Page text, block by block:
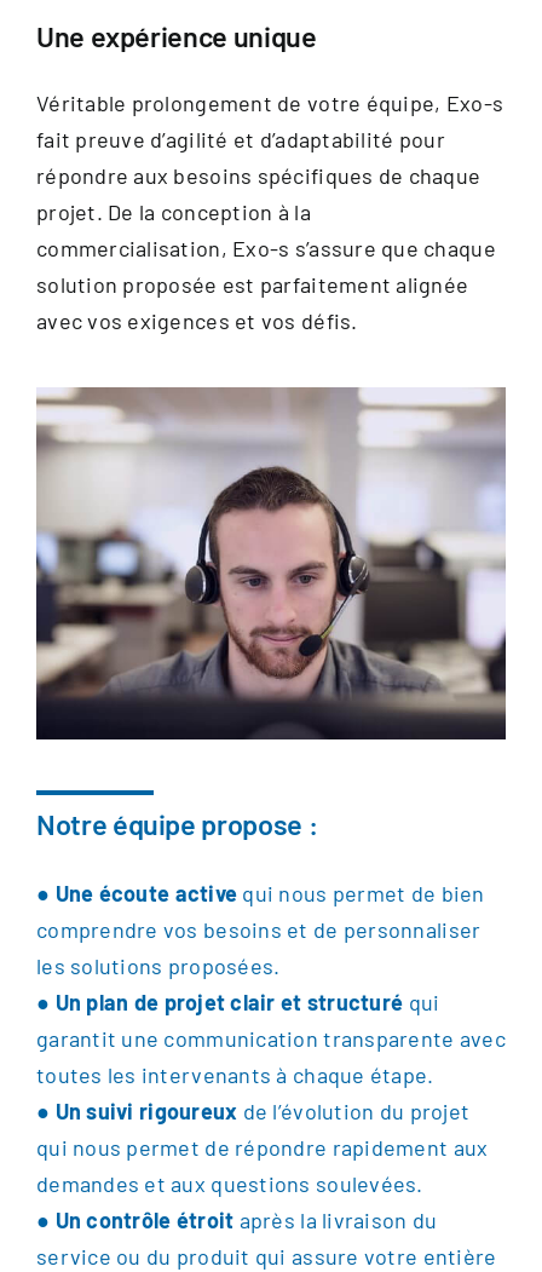
FR
Une expérience unique
Véritable prolongement de votre équipe, Exo-s
fait preuve d’agilité et d’adaptabilité pour
répondre aux besoins spécifiques de chaque
projet. De la conception à la
commercialisation, Exo-s s’assure que chaque
solution proposée est parfaitement alignée
avec vos exigences et vos défis.
Notre équipe propose :
● Une écoute active qui nous permet de bien
comprendre vos besoins et de personnaliser
les solutions proposées.
● Un plan de projet clair et structuré qui
garantit une communication transparente avec
toutes les intervenants à chaque étape.
● Un suivi rigoureux de l’évolution du projet
qui nous permet de répondre rapidement aux
demandes et aux questions soulevées.
● Un contrôle étroit après la livraison du
service ou du produit qui assure votre entière